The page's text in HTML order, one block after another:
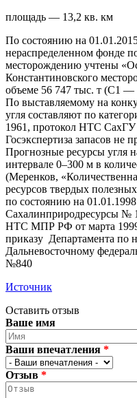
площадь — 13,2 кв. км
По состоянию на
нераспределенном фонде
месторождению учтены
Константиновского
объеме 56 747 тыс. т (С1 —
По выставляемому на
угля составляют по
1961, протокол НТС СахГУ
Госэкспертиза запасов не
Прогнозные ресурсы угля
интервале 0–300 м в
(Меренков,
ресурсов твердых
по состоянию на
Сахалинприродресурсы №
НТС МПР РФ от марта
приказу Департамента по
Дальневосточному
№840
Источник
Оставить отзыв
Ваше имя
Ваши впечатления *
Отзыв *